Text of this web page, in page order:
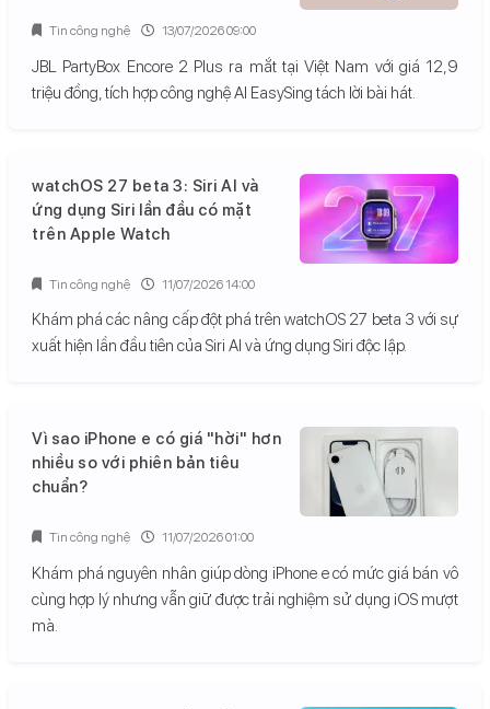
JBL PartyBox Encore 2 Plus ra mắt tại Việt Nam với giá 12,9
triệu đồng, tích hợp công nghệ AI EasySing tách lời bài hát.
Tin công nghệ 13/07/2026 09:00
watchOS 27 beta 3: Siri AI và
ứng dụng Siri lần đầu có mặt
trên Apple Watch
Khám phá các nâng cấp đột phá trên watchOS 27 beta 3 với sự
xuất hiện lần đầu tiên của Siri AI và ứng dụng Siri độc lập.
Tin công nghệ 11/07/2026 14:00
Vì sao iPhone e có giá "hời" hơn
nhiều so với phiên bản tiêu
chuẩn?
Khám phá nguyên nhân giúp dòng iPhone e có mức giá bán vô
cùng hợp lý nhưng vẫn giữ được trải nghiệm sử dụng iOS mượt
mà.
Tin công nghệ 11/07/2026 01:00